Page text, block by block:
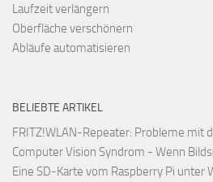
Laufzeit verlängern
Oberfläche verschönern
Abläufe automatisieren
BELIEBTE ARTIKEL
FRITZ!WLAN-Repeater: Probleme mit
Computer Vision Syndrom - Wenn
Eine SD-Karte vom Raspberry Pi unter